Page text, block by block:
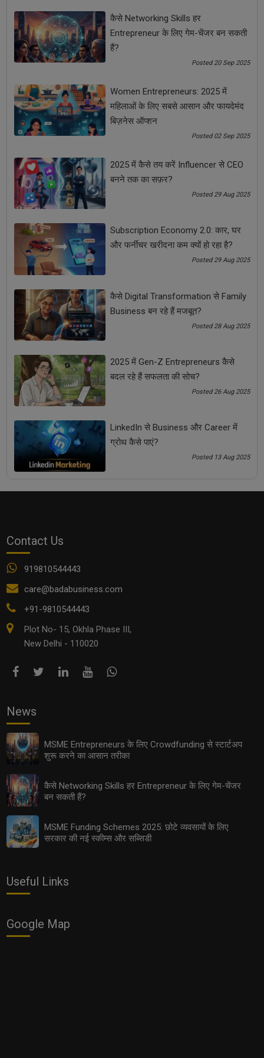
bomb defuse expert
comando narenndra chaudhary
COMMENTS
OTHER ARTICLES
सकती हैं?
और फायदेमंद बिज़नेस ऑप्शन
क्यों हो रहा है?
कैसे Networking Skills हर
Entrepreneur के लिए गेम-चेंजर बन सकती
हैं?
Posted 20 Sep 2025
Women Entrepreneurs: 2025 में
महिलाओं के लिए सबसे आसान और फायदेमंद
बिज़नेस ऑप्शन
Posted 02 Sep 2025
2025 में कैसे तय करें Influencer से CEO
बनने तक का सफ़र?
Posted 29 Aug 2025
Subscription Economy 2.0: कार, घर
और फर्नीचर खरीदना कम क्यों हो रहा है?
Posted 29 Aug 2025
कैसे Digital Transformation से Family
Business बन रहे हैं मजबूत?
Posted 28 Aug 2025
2025 में Gen-Z Entrepreneurs कैसे
बदल रहे हैं सफलता की सोच?
Posted 26 Aug 2025
LinkedIn से Business और Career में
ग्रोथ कैसे पाएं?
Posted 13 Aug 2025
Contact Us
919810544443
care@badabusiness.com
+91-9810544443
Plot No- 15, Okhla Phase III,
New Delhi - 110020
News
MSME Entrepreneurs के लिए Crowdfunding से स्टार्टअप
शुरू करने का आसान तरीका
कैसे Networking Skills हर Entrepreneur के लिए गेम-चेंजर
बन सकती हैं?
MSME Funding Schemes 2025: छोटे व्यवसायों के लिए
सरकार की नई स्कीम्स और सब्सिडी
Useful Links
Google Map